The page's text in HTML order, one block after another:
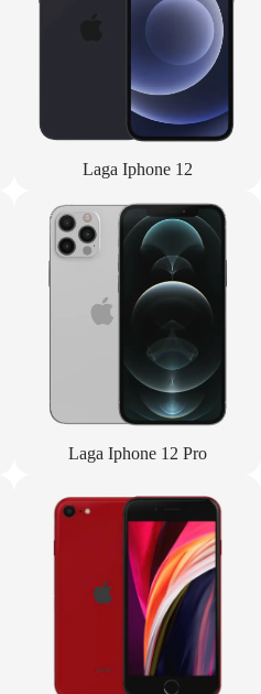
Laga Iphone 12
Laga Iphone 12 Pro